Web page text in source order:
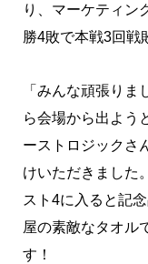
り、マーケティン
勝4敗で本戦3回戦
「みんな頑張り
ら会場から出よう
ーストロジックさ
けいただきました
スト4に入ると記
屋の素敵なタオル
す！